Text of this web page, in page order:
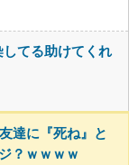
してる助けてくれ
達に『死ね』と
？ｗｗｗｗ